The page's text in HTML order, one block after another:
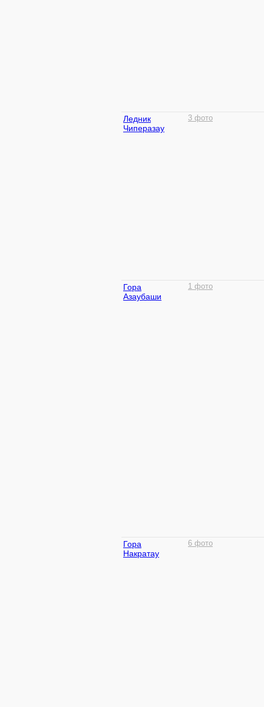
Ледник
Чиперазау
3 фото
Гора
Азаубаши
1 фото
Гора
Накратау
6 фото